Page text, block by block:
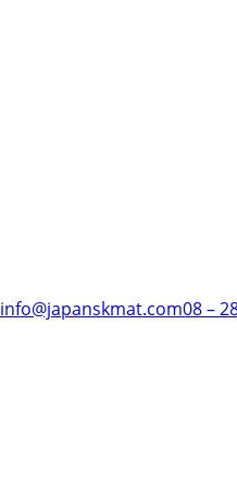
info@japanskmat.com08 –